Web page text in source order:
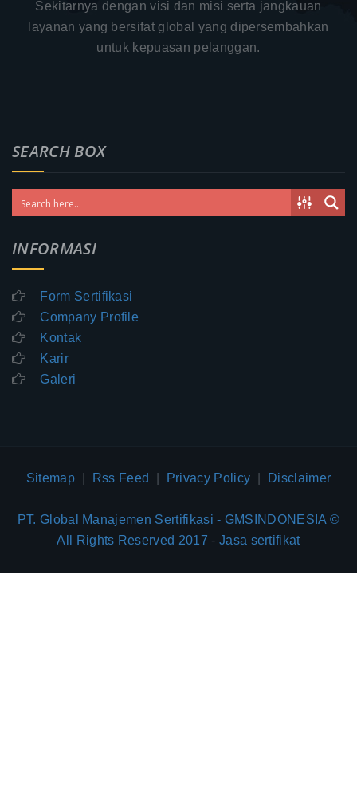
Sekitarnya dengan visi dan misi serta jangkauan
layanan yang bersifat global yang dipersembahkan
untuk kepuasan pelanggan.
SEARCH BOX
INFORMASI
Form Sertifikasi
Company Profile
Kontak
Karir
Galeri
Sitemap Rss Feed Privacy Policy Disclaimer
PT. Global Manajemen Sertifikasi - GMSINDONESIA ©
All Rights Reserved 2017 - Jasa sertifikat